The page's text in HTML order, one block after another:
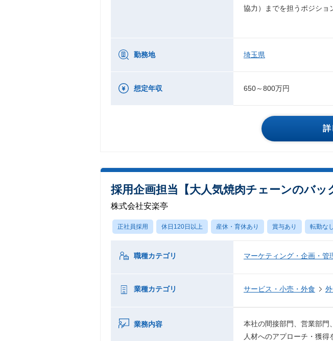
協力）までを担うポジショ
勤務地 埼玉県
想定年収 650～800万円
詳
採用企画担当【大人気焼肉チェーンのバッ
株式会社安楽亭
正社員採用 休日120日以上 産休・育休あり 賞与あり 転勤なし
職種カテゴリ マーケティング・企画・管
業種カテゴリ サービス・小売・外食
業務内容
本社の間接部門、営業部門
人材へのアプローチ・獲得